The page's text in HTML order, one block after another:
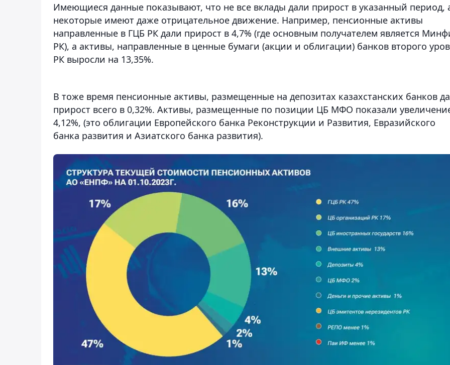
Имеющиеся данные показывают, что не все вклады дали прирост в указанный период,
некоторые имеют даже отрицательное движение. Например, пенсионные активы
направленные в ГЦБ РК дали прирост в 4,7% (где основным получателем является
РК), а активы, направленные в ценные бумаги (акции и облигации) банков второго
РК выросли на 13,35%.
В тоже время пенсионные активы, размещенные на депозитах казахстанских банков
прирост всего в 0,32%. Активы, размещенные по позиции ЦБ МФО показали
4,12%, (это облигации Европейского банка Реконструкции и Развития, Евразийского
банка развития и Азиатского банка развития).